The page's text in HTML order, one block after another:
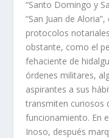
“Santo Domingo y
“San Juan de
protocolos
obstante, como el
fehaciente de
órdenes militares,
aspirantes a sus
transmiten curiosos
funcionamiento. En
Inoso, después